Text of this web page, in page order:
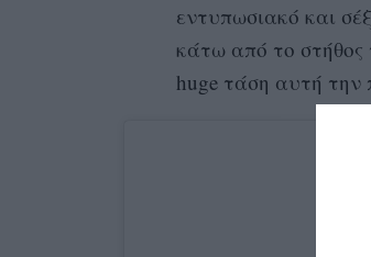
εντυπωσιακό και
κάτω από το στήθος
huge τάση αυτή την